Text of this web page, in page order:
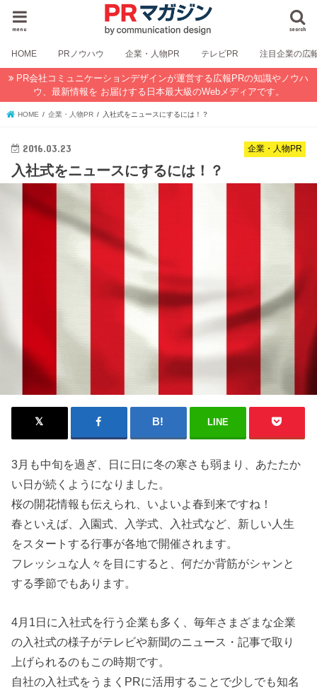
search
menu
HOME PRノウハウ 企業・人物PR テレビPR 注目企業の広
PR会社コミュニケーションデザインが運営する広報PRの知識やノウハ
ウ、最新情報を お届けする日本最大級のWebメディアです。
HOME 企業・人物PR 入社式をニュースにするには！？
企業・人物PR
2016.03.23
入社式をニュースにするには！？
LINE
3月も中旬を過ぎ、日に日に冬の寒さも弱まり、あたたか
い日が続くようになりました。
桜の開花情報も伝えられ、いよいよ春到来ですね！
春といえば、入園式、入学式、入社式など、新しい人生
をスタートする行事が各地で開催されます。
フレッシュな人々を目にすると、何だか背筋がシャンと
する季節でもあります。
4月1日に入社式を行う企業も多く、毎年さまざまな企業
の入社式の様子がテレビや新聞のニュース・記事で取り
上げられるのもこの時期です。
自社の入社式をうまくPRに活用することで少しでも知名